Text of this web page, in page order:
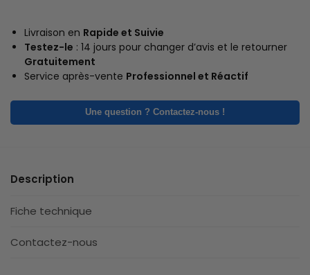
Livraison en Rapide et Suivie
Testez-le : 14 jours pour changer d’avis et le retourner
Gratuitement
Service après-vente Professionnel et Réactif
Une question ? Contactez-nous !
Description
Fiche technique
Contactez-nous